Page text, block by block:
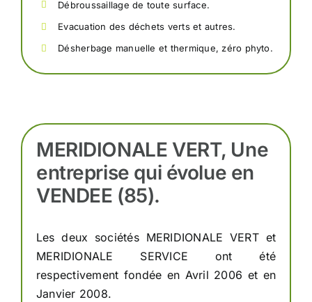
Débroussaillage de toute surface.
Evacuation des déchets verts et autres.
Désherbage manuelle et thermique, zéro phyto.
MERIDIONALE VERT, Une
entreprise qui évolue en
VENDEE (85).
Les deux sociétés MERIDIONALE VERT et
MERIDIONALE SERVICE ont été
respectivement fondée en Avril 2006 et en
Janvier 2008.